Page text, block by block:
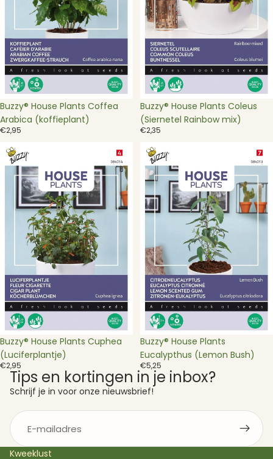
Buzzy® House Plants Coffea
Arabica (koffieplant)
€2,95
Buzzy® House Plants Coleus
(Siernetel Rainbow mix)
€2,35
Buzzy®
House
Plants
Cuphea
(Luciferplantje)
Buzzy® House Plants Cuphea
(Luciferplantje)
€2,95
Buzzy®
House
Plants
Eucalypthus
(Lemon
Bush)
Buzzy® House Plants
Eucalypthus (Lemon Bush)
€5,25
Tips en kortingen in je inbox?
Schrijf je in voor onze nieuwsbrief!
E-
mail
Kweeklust